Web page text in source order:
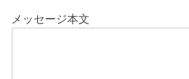
メッセージ本文